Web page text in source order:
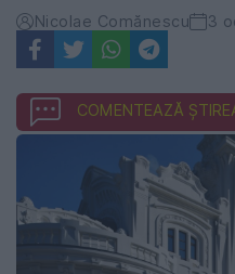
Nicolae Comănescu 3
COMENTEAZĂ